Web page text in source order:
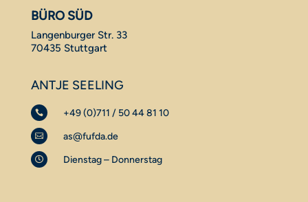
BÜRO SÜD
Langenburger Str. 33
70435 Stuttgart
ANTJE SEELING
 +49 (0)711 / 50 44 81 10
 as@fufda.de
 Dienstag – Donnerstag